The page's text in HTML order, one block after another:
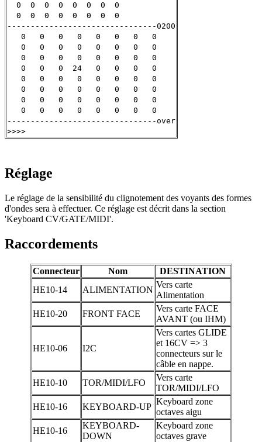
0 0 0 0 0 0 0 0
0 0 0 0 0 0 0 0
--------------------------------0200
0 0 0 0 0 0 0 0
0 0 0 0 0 0 0 0
0 0 0 0 0 0 0 0
0 0 0 24 0 0 0 0
0 0 0 0 0 0 0 0
0 0 0 0 0 0 0 0
0 0 0 0 0 0 0 0
0 0 0 0 0 0 0 0
--------------------------------over
>>>>
Réglage
Le réglage de la sensibilité du clignotement des voyants des formes
d'ondes sera à effectuer. Ce réglage est décrit dans la section
'Keyboard CV/GATE/MIDI'.
Raccordements
Connecteur Nom
DESTINATION
HE10-14
ALIMENTATION
Vers carte
Alimentation
HE10-20
FRONT FACE
Vers carte FACE
AVANT (ou IHM)
HE10-06 I2C
Vers cartes GLIDE
et 16CV => 3
connecteurs sur le
câble en nappe.
HE10-10
TOR/MIDI/LFO
Vers carte
TOR/MIDI/LFO
HE10-16
KEYBOARD-UP
Keyboard zone
octaves aigu
HE10-16
KEYBOARD-
DOWN
Keyboard zone
octaves grave